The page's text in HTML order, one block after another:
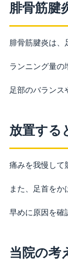
腓骨筋腱
腓骨筋腱炎は、
ランニング量の
足部のバランス
放置する
痛みを我慢して
また、足首をか
早めに原因を確
当院の考